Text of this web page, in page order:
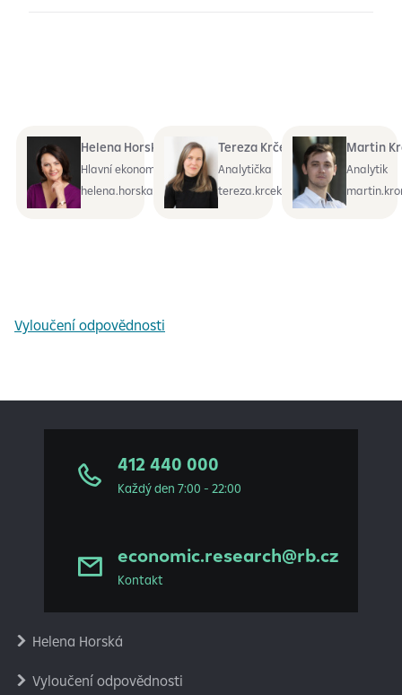
Helena Horská
Hlavní ekonomka
helena.horska@rb.cz
Tereza Krček
Analytička
tereza.krcek@rb.cz
Martin
Analytik
Vyloučení odpovědnosti
412 440 000
Každý den 7:00 - 22:00
economic.research@rb.cz
Kontakt
Helena Horská
Vyloučení odpovědnosti